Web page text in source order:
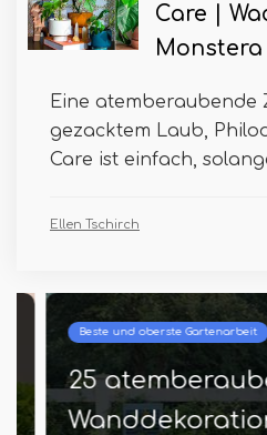
Care |
Eine atemberaubende
gezacktem Laub,
Care ist einfach,
Ellen Tschirch
Beste und oberste Gartenarbeit
25